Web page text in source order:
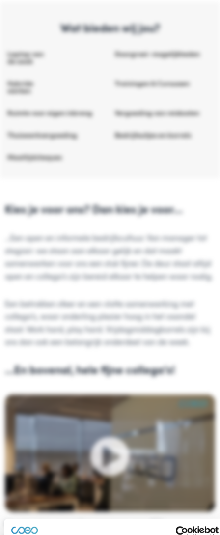
Wat bieden wij jou?
Laptop van
Doorgroei- mogelijkheden
Hybride
Trainingen & Cursussen
Ruimte voor eigen inbreng Vergoeding van reiskosten
Thuiswerkvergoeding Bedrijfsuitjes en borrels
Maaltijdcheques
Kies je voor ons? Dan kies je voor…
…Een open en informele bedrijfscultuur. Van manager tot
stagiair: we staan aan elkaar gelijk en dat maakt
samenwerken voor ons een stuk fijner. De deur staat altijd
open en collega’s zijn bereid elkaar te helpen waar nodig.
Een betrokken sfeer en een vlotte samenwerking met
collega’s, waar onderling plezier hoog in het vaandel
staat. Work hard, play hard. Vrijdagmiddagborrels zijn bij
ons dan ook een belangrijk onderdeel van de week.
…En bovenal, hele fijne collega’s!